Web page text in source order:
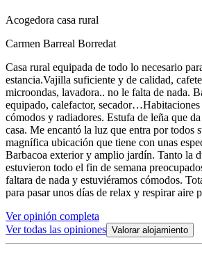
Acogedora casa rural
Carmen Barreal Borredat
Casa rural equipada de todo lo necesario
estancia.Vajilla suficiente y de calidad,
microondas, lavadora.. no le falta de nada.
equipado, calefactor,
cómodos y radiadores. Estufa de leña que
casa. Me encantó la luz que entra por todos
magnífica ubicación que tiene con unas
Barbacoa exterior y amplio jardín. Tanto la
estuvieron todo el fin de semana
faltara de nada y estuviéramos cómodos.
para pasar unos días de relax y respirar aire
Ver opinión completa
Ver todas las opiniones Valorar alojamiento